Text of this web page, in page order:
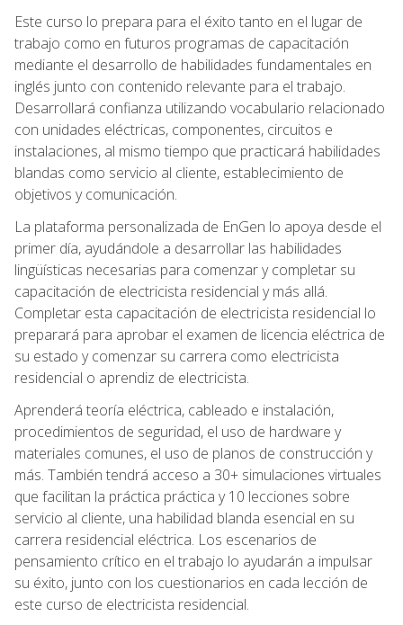
Este curso lo prepara para el éxito tanto en el lugar de
trabajo como en futuros programas de capacitación
mediante el desarrollo de habilidades fundamentales en
inglés junto con contenido relevante para el trabajo.
Desarrollará confianza utilizando vocabulario relacionado
con unidades eléctricas, componentes, circuitos e
instalaciones, al mismo tiempo que practicará habilidades
blandas como servicio al cliente, establecimiento de
objetivos y comunicación.
La plataforma personalizada de EnGen lo apoya desde el
primer día, ayudándole a desarrollar las habilidades
lingüísticas necesarias para comenzar y completar su
capacitación de electricista residencial y más allá.
Completar esta capacitación de electricista residencial lo
preparará para aprobar el examen de licencia eléctrica de
su estado y comenzar su carrera como electricista
residencial o aprendiz de electricista.
Aprenderá teoría eléctrica, cableado e instalación,
procedimientos de seguridad, el uso de hardware y
materiales comunes, el uso de planos de construcción y
más. También tendrá acceso a 30+ simulaciones virtuales
que facilitan la práctica práctica y 10 lecciones sobre
servicio al cliente, una habilidad blanda esencial en su
carrera residencial eléctrica. Los escenarios de
pensamiento crítico en el trabajo lo ayudarán a impulsar
su éxito, junto con los cuestionarios en cada lección de
este curso de electricista residencial.